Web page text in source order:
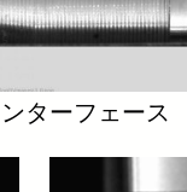
ターフェース